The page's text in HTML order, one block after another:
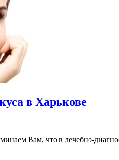
в Харькове
Вам, что в лечебно-